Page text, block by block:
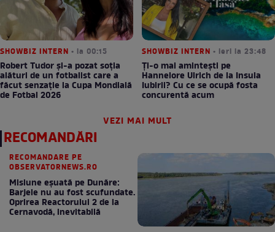
SHOWBIZ INTERN • la 00:15
Robert Tudor și-a pozat soția
alături de un fotbalist care a
făcut senzație la Cupa Mondială
de Fotbal 2026
SHOWBIZ INTERN • ieri la 23:48
Ți-o mai amintești pe
Hannelore Ulrich de la Insula
Iubirii? Cu ce se ocupă fosta
concurentă acum
VEZI MAI MULT
RECOMANDĂRI
RECOMANDARE PE
OBSERVATORNEWS.RO
Misiune eșuată pe Dunăre:
Barjele nu au fost scufundate.
Oprirea Reactorului 2 de la
Cernavodă, inevitabilă